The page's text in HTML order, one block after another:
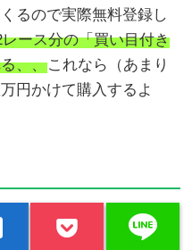
るので実際無料登録し
ース分の「買い目付き
、、これなら（あまり
円かけて購入するよ
line